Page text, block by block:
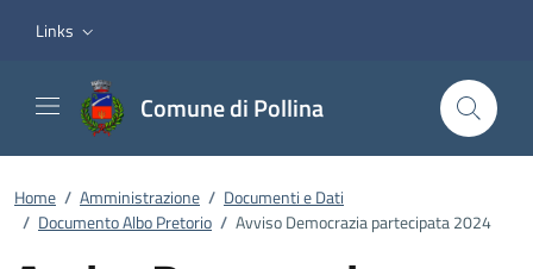
Links
Comune di Pollina
Home / Amministrazione / Documenti e Dati
/ Documento Albo Pretorio / Avviso Democrazia partecipata 2024